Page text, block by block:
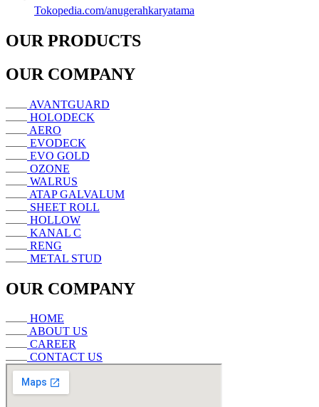
Tokopedia.com/anugerahkaryatama
OUR PRODUCTS
OUR COMPANY
AVANTGUARD
HOLODECK
AERO
EVODECK
EVO GOLD
OZONE
WALRUS
ATAP GALVALUM
SHEET ROLL
HOLLOW
KANAL C
RENG
METAL STUD
OUR COMPANY
HOME
ABOUT US
CAREER
CONTACT US